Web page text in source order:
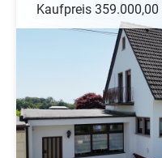
Kaufpreis 359.000,00